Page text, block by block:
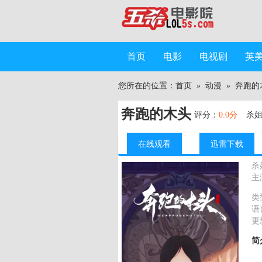
首页 电影 电视剧 英
您所在的位置： 首页 » 动漫 » 奔跑的
奔跑的木头 评分： 0.0分 杀
在线观看 迅雷下载
杀
主
类
语
更
简